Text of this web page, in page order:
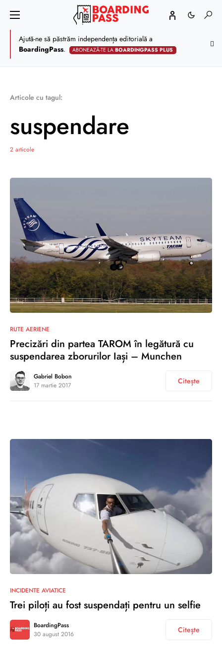
Ajută-ne să păstrăm independența editorială a
BoardingPass. ABONEAZĂ-TE LABOARDINGPASS PLUS
Articole cu tagul:
suspendare
2 articole
RUTE AERIENE
Precizări din partea TAROM în legătură cu
suspendarea zborurilor Iași – Munchen
Gabriel Bobon
17 martie 2017
Citește
0
INCIDENTE AVIATICE
Trei piloți au fost suspendați pentru un selfie
BoardingPass
30 august 2016
Citește